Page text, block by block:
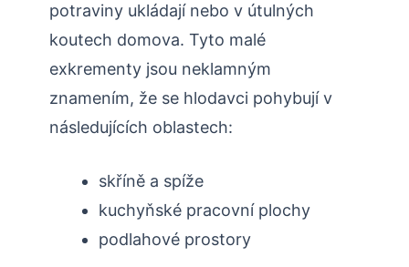
potraviny ukládají nebo v útulných
koutech domova. Tyto malé
exkrementy jsou neklamným
znamením,​ že se hlodavci pohybují v
následujících oblastech:
skříně a spíže
kuchyňské pracovní plochy
podlahové prostory